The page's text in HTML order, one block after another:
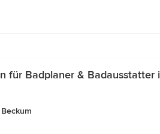
für Badplaner & Badausstatter